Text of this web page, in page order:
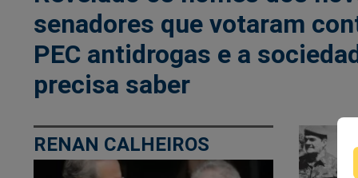
senadores que votaram
PEC antidrogas e a
precisa saber
RENAN CALHEIROS